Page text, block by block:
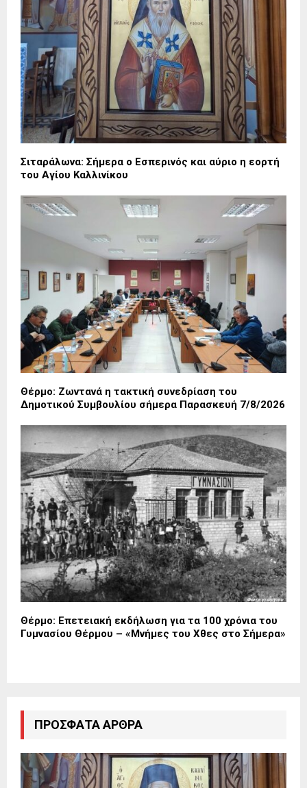
Σιταράλωνα: Σήμερα ο Εσπερινός και αύριο η εορτή
του Αγίου Καλλινίκου
Θέρμο: Ζωντανά η τακτική συνεδρίαση του
Δημοτικού Συμβουλίου σήμερα Παρασκευή 7/8/2026
Θέρμο: Επετειακή εκδήλωση για τα 100 χρόνια του
Γυμνασίου Θέρμου – «Μνήμες του Χθες στο Σήμερα»
ΠΡΌΣΦΑΤΑ ΆΡΘΡΑ